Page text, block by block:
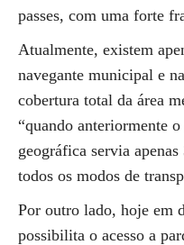
passes, com uma forte
Atualmente, existem
navegante municipal e
cobertura total da área
“quando anteriormente
geográfica servia
todos os modos de
Por outro lado, hoje em
possibilita o acesso a